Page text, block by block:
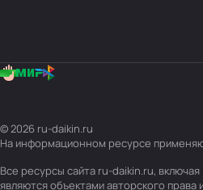
© 2026 ru-daikin.ru
На информационном ресурсе
Все ресурсы сайта ru-daikin.ru,
являются объектами авторского